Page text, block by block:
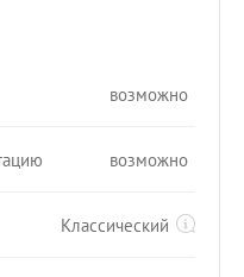
возможно
возможно
Классический